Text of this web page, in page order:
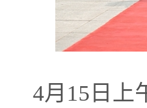
4月15日上